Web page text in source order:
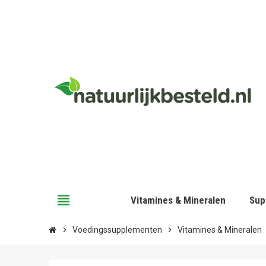
view_headline Vitamines & Mineralen
chevron_right Voedingssupplementen chevron_right Vitamines & Mineralen